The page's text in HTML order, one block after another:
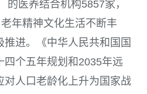
的医养结合机构5857家，
年精神文化生活不断丰
进。《中华人民共和国国
四个五年规划和 2035年远
对人口老龄化上升为国家战